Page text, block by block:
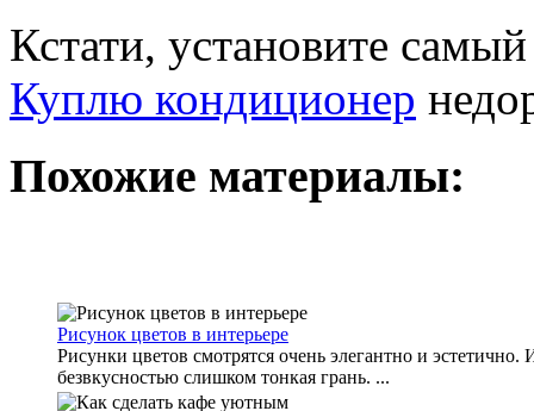
Кстати, установите
Куплю кондиционер
Похожие материалы:
Рисунок цветов в интерьере
Рисунки цветов смотрятся очень элегантно и
безвкусностью слишком тонкая грань. ...